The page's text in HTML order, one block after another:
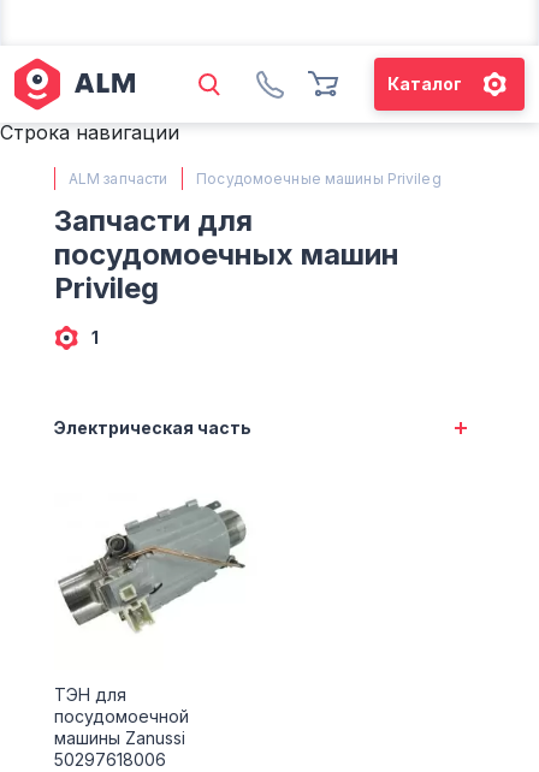
Каталог
М. ХАРЬКОВСКАЯ - ВТ-СБ, С
(067) 385 27 70
(063) 527 27 00
(044) 332 76 42
КАРТА
Строка навигации
ALM запчасти Посудомоечные машины Privileg
Запчасти для
посудомоечных машин
Privileg
1
Электрическая часть
ТЭН для
посудомоечной
машины Zanussi
50297618006